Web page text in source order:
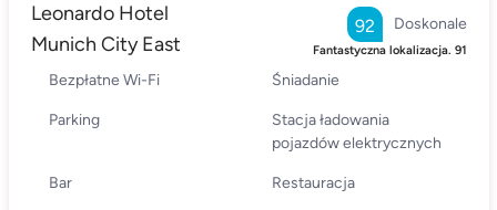
Leonardo Hotel
Munich City East
Doskonale
92
Fantastyczna lokalizacja. 91
Bezpłatne Wi-Fi Śniadanie
Parking
Stacja ładowania
pojazdów elektrycznych
Bar Restauracja